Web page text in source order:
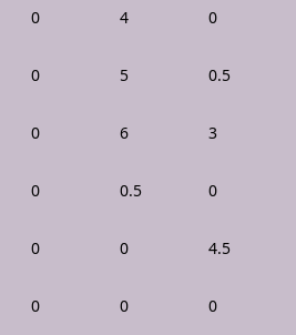
0 4 0
0 5 0.5
0 6 3
0 0.5 0
0 0 4.5
0 0 0